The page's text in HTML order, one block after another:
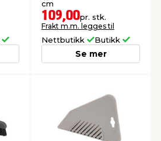
cm
109,00pr. stk.
Frakt m.m. legges til
Nettbutikk Butikk
Se mer